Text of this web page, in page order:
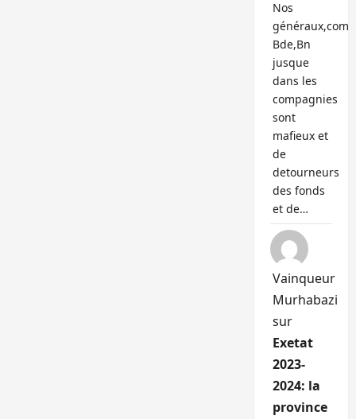
Nos
généraux,com
Bde,Bn
jusque
dans les
compagnies
sont
mafieux et
de
detourneurs
des fonds
et de…
Vainqueur
Murhabazi
sur
Exetat
2023-
2024: la
province